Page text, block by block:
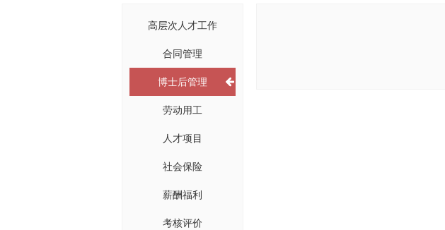
高层次人才工作
合同管理
博士后管理
劳动用工
人才项目
社会保险
薪酬福利
考核评价